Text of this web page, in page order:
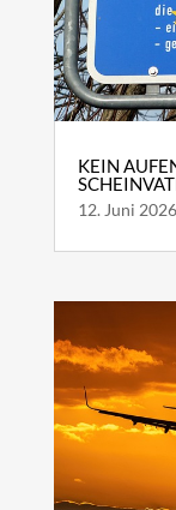
KEIN
12. Juni 2026